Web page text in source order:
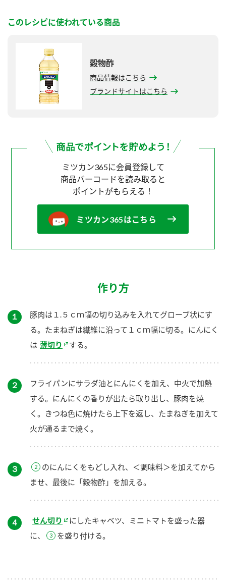
このレシピに使われている商品
穀物酢
商品情報はこちら
ブランドサイトはこちら
ミツカン365に会員登録して
商品バーコードを読み取ると
ポイントがもらえる！
ミツカン365はこちら
作り方
１
豚肉は１.５ｃｍ幅の切り込みを入れてグローブ状にす
る。たまねぎは繊維に沿って１ｃｍ幅に切る。にんにく
は 薄切り する。
２
フライパンにサラダ油とにんにくを加え、中火で加熱
する。にんにくの香りが出たら取り出し、豚肉を焼
く。きつね色に焼けたら上下を返し、たまねぎを加えて
火が通るまで焼く。
３
のにんにくをもどし入れ、＜調味料＞を加えてから
ませ、最後に「穀物酢」を加える。
４ せん切り
にしたキャベツ、ミニトマトを盛った器
に、
を盛り付ける。